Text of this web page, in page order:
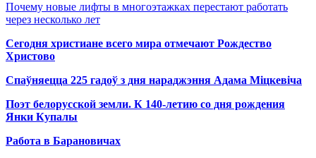
Почему новые лифты в многоэтажках перестают работать
через несколько лет
Сегодня христиане всего мира отмечают Рождество
Христово
Спаўняецца 225 гадоў з дня нараджэння Адама Міцкевіча
Поэт белорусской земли. К 140-летию со дня рождения
Янки Купалы
Работа в Барановичах